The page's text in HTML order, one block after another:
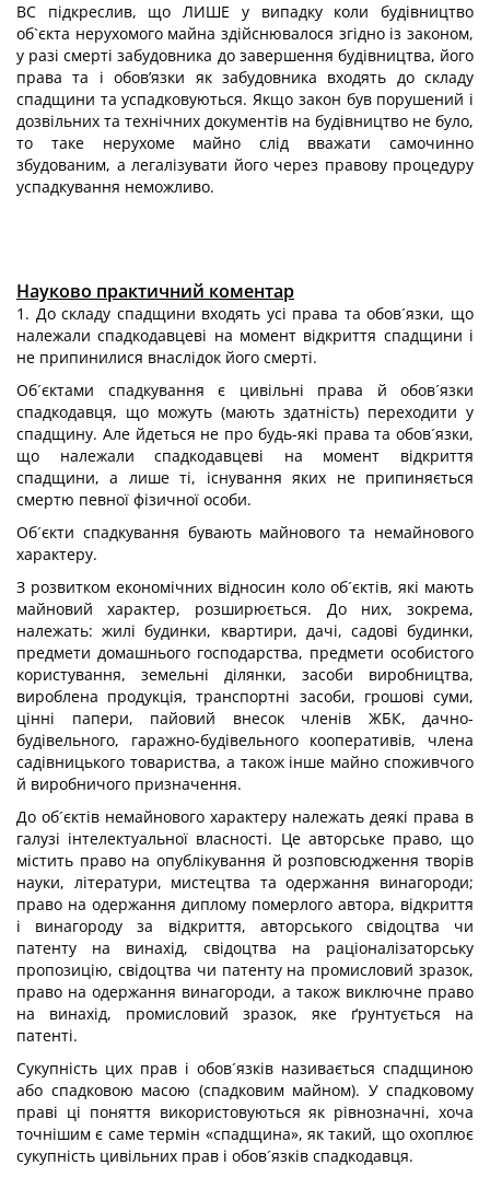
ВС підкреслив, що ЛИШЕ у випадку коли будівництво
об`єкта нерухомого майна здійснювалося згідно із законом,
у разі смерті забудовника до завершення будівництва, його
права та і обов’язки як забудовника входять до складу
спадщини та успадковуються. Якщо закон був порушений і
дозвільних та технічних документів на будівництво не було,
то таке нерухоме майно слід вважати самочинно
збудованим, а легалізувати його через правову процедуру
успадкування неможливо.
Науково практичний коментар
1. До складу спадщини входять усі права та обов´язки, що
належали спадкодавцеві на момент відкриття спадщини і
не припинилися внаслідок його смерті.
Об´єктами спадкування є цивільні права й обов´язки
спадкодавця, що можуть (мають здатність) переходити у
спадщину. Але йдеться не про будь-які права та обов´язки,
що належали спадкодавцеві на момент відкриття
спадщини, а лише ті, існування яких не припиняється
смертю певної фізичної особи.
Об´єкти спадкування бувають майнового та немайнового
характеру.
З розвитком економічних відносин коло об´єктів, які мають
майновий характер, розширюється. До них, зокрема,
належать: жилі будинки, квартири, дачі, садові будинки,
предмети домашнього господарства, предмети особистого
користування, земельні ділянки, засоби виробництва,
вироблена продукція, транспортні засоби, грошові суми,
цінні папери, пайовий внесок членів ЖБК, дачно-
будівельного, гаражно-будівельного кооперативів, члена
садівницького товариства, а також інше майно споживчого
й виробничого призначення.
До об´єктів немайнового характеру належать деякі права в
галузі інтелектуальної власності. Це авторське право, що
містить право на опублікування й розповсюдження творів
науки, літератури, мистецтва та одержання винагороди;
право на одержання диплому померлого автора, відкриття
і винагороду за відкриття, авторського свідоцтва чи
патенту на винахід, свідоцтва на раціоналізаторську
пропозицію, свідоцтва чи патенту на промисловий зразок,
право на одержання винагороди, а також виключне право
на винахід, промисловий зразок, яке ґрунтується на
патенті.
Сукупність цих прав і обов´язків називається спадщиною
або спадковою масою (спадковим майном). У спадковому
праві ці поняття використовуються як рівнозначні, хоча
точнішим є саме термін «спадщина», як такий, що охоплює
сукупність цивільних прав і обов´язків спадкодавця.